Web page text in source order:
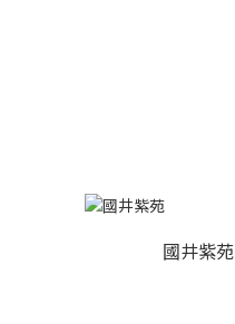
國井紫苑